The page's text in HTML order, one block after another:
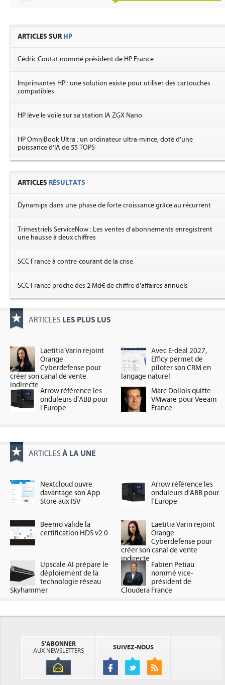
ARTICLES SUR HP
Cédric Coutat nommé président de HP France
Imprimantes HP : une solution existe pour utiliser des cartouches
compatibles
HP lève le voile sur sa station IA ZGX Nano
HP OmniBook Ultra : un ordinateur ultra-mince, doté d'une
puissance d'IA de 55 TOPS
ARTICLES RÉSULTATS
Dynamips dans une phase de forte croissance grâce au récurrent
Trimestriels ServiceNow : Les ventes d'abonnements enregistrent
une hausse à deux chiffres
SCC France à contre-courant de la crise
SCC France proche des 2 Md€ de chiffre d'affaires annuels
ARTICLES LES PLUS LUS
Laetitia Varin rejoint
Orange
Cyberdefense pour
créer son canal de vente
indirecte
Avec E-deal 2027,
Efficy permet de
piloter son CRM en
langage naturel
Arrow référence les
onduleurs d'ABB pour
l'Europe
Marc Dollois quitte
VMware pour Veeam
France
ARTICLES À LA UNE
Nextcloud ouvre
davantage son App
Store aux ISV
Arrow référence les
onduleurs d'ABB pour
l'Europe
Beemo valide la
certification HDS v2.0
Laetitia Varin rejoint
Orange
Cyberdefense pour
créer son canal de vente
indirecte
Upscale AI prépare le
déploiement de la
technologie réseau
Skyhammer
Fabien Petiau
nommé vice-
président de
Cloudera France
S'ABONNER
AUX NEWSLETTERS
SUIVEZ-NOUS